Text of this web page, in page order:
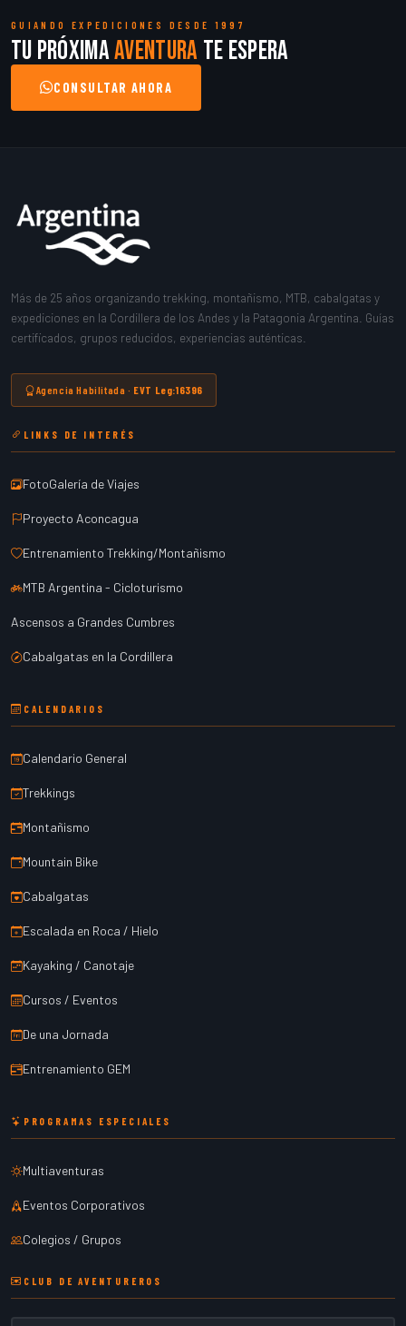
GUIANDO EXPEDICIONES DESDE 1997
Tu próximaaventura te espera
CONSULTAR AHORA
Más de 25 años organizando trekking, montañismo, MTB, cabalgatas y
expediciones en la Cordillera de los Andes y la Patagonia Argentina. Guías
certificados, grupos reducidos, experiencias auténticas.
Agencia Habilitada · EVT Leg:16396
LINKS DE INTERÉS
FotoGalería de Viajes
Proyecto Aconcagua
Entrenamiento Trekking/Montañismo
MTB Argentina - Cicloturismo
Ascensos a Grandes Cumbres
Cabalgatas en la Cordillera
CALENDARIOS
Calendario General
Trekkings
Montañismo
Mountain Bike
Cabalgatas
Escalada en Roca / Hielo
Kayaking / Canotaje
Cursos / Eventos
De una Jornada
Entrenamiento GEM
PROGRAMAS ESPECIALES
Multiaventuras
Eventos Corporativos
Colegios / Grupos
CLUB DE AVENTUREROS